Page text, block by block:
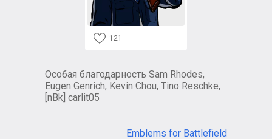
121
Особая благодарность Sam Rhodes,
Eugen Genrich, Kevin Chou, Tino Reschke,
[nBk] carlit05
Emblems for Battlefield